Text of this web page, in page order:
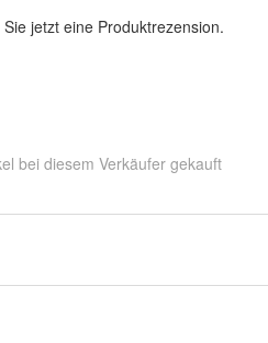
jetzt eine Produktrezension.
bei diesem Verkäufer gekauft